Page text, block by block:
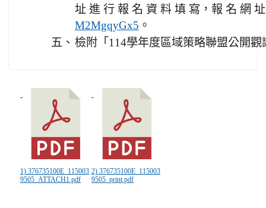
址 進 行 報 名 資 料 填 寫，報 名 網
M2MgqyGx5 。
五、 檢附「114學年度區域策略聯盟公開
1) 376735100E_115003
9505_ATTACH1.pdf
2) 376735100E_115003
9505_print.pdf